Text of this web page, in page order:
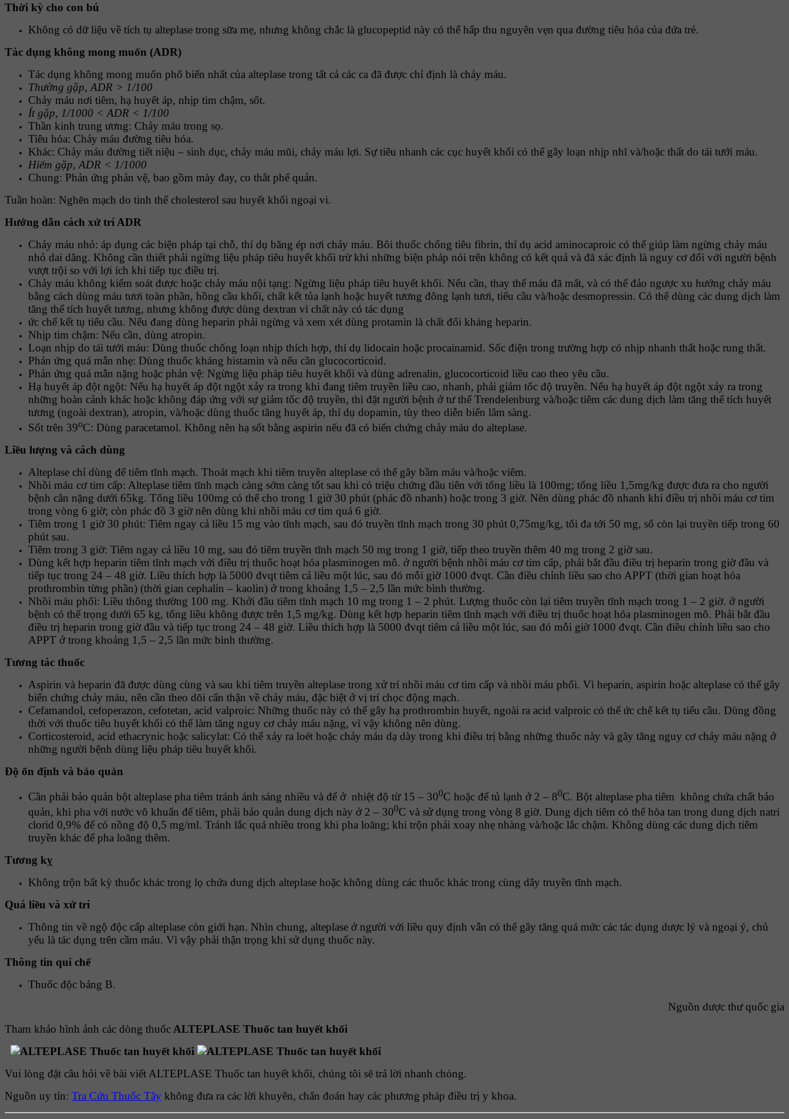
Thời kỳ cho con bú
Không có dữ liệu về tích tụ alteplase trong sữa mẹ, nhưng không chắc là glucopeptid này có thể hấp thu nguyên vẹn qua đường tiêu hóa của đứa trẻ.
Tác dụng không mong muốn (ADR)
Tác dụng không mong muốn phổ biến nhất của alteplase trong tất cả các ca đã được chỉ định là chảy máu.
Thường gặp, ADR > 1/100
Chảy máu nơi tiêm, hạ huyết áp, nhịp tim chậm, sốt.
Ít gặp, 1/1000 < ADR < 1/100
Thần kinh trung ương: Chảy máu trong sọ.
Tiêu hóa: Chảy máu đường tiêu hóa.
Khác: Chảy máu đường tiết niệu – sinh dục, chảy máu mũi, chảy máu lợi. Sự tiêu nhanh các cục huyết khối có thể gây loạn nhịp nhĩ và/hoặc thất do tái tưới máu.
Hiếm gặp, ADR < 1/1000
Chung: Phản ứng phản vệ, bao gồm mày đay, co thắt phế quản.
Tuần hoàn: Nghẽn mạch do tinh thể cholesterol sau huyết khối ngoại vi.
Hướng dẫn cách xử trí ADR
Chảy máu nhỏ: áp dụng các biện pháp tại chỗ, thí dụ băng ép nơi chảy máu. Bôi thuốc chống tiêu fibrin, thí dụ acid aminocaproic có thể giúp làm ngừng chảy máu
nhỏ dai dẳng. Không cần thiết phải ngừng liệu pháp tiêu huyết khối trừ khi những biện pháp nói trên không có kết quả và đã xác định là nguy cơ đối với người bệnh
vượt trội so với lợi ích khi tiếp tục điều trị.
Chảy máu không kiểm soát được hoặc chảy máu nội tạng: Ngừng liệu pháp tiêu huyết khối. Nếu cần, thay thế máu đã mất, và có thể đảo ngược xu hướng chảy máu
bằng cách dùng máu tươi toàn phần, hồng cầu khối, chất kết tủa lạnh hoặc huyết tương đông lạnh tươi, tiểu cầu và/hoặc desmopressin. Có thể dùng các dung dịch làm
tăng thể tích huyết tương, nhưng không được dùng dextran vì chất này có tác dụng
ức chế kết tụ tiểu cầu. Nếu đang dùng heparin phải ngừng và xem xét dùng protamin là chất đối kháng heparin.
Nhịp tim chậm: Nếu cần, dùng atropin.
Loạn nhịp do tái tưới máu: Dùng thuốc chống loạn nhịp thích hợp, thí dụ lidocain hoặc procainamid. Sốc điện trong trường hợp có nhịp nhanh thất hoặc rung thất.
Phản ứng quá mẫn nhẹ: Dùng thuốc kháng histamin và nếu cần glucocorticoid.
Phản ứng quá mẫn nặng hoặc phản vệ: Ngừng liệu pháp tiêu huyết khối và dùng adrenalin, glucocorticoid liều cao theo yêu cầu.
Hạ huyết áp đột ngột: Nếu hạ huyết áp đột ngột xảy ra trong khi đang tiêm truyền liều cao, nhanh, phải giảm tốc độ truyền. Nếu hạ huyết áp đột ngột xảy ra trong
những hoàn cảnh khác hoặc không đáp ứng với sự giảm tốc độ truyền, thì đặt người bệnh ở tư thế Trendelenburg và/hoặc tiêm các dung dịch làm tăng thể tích huyết
tương (ngoài dextran), atropin, và/hoặc dùng thuốc tăng huyết áp, thí dụ dopamin, tùy theo diễn biến lâm sàng.
Sốt trên 39oC: Dùng paracetamol. Không nên hạ sốt bằng aspirin nếu đã có biến chứng chảy máu do alteplase.
Liều lượng và cách dùng
Alteplase chỉ dùng để tiêm tĩnh mạch. Thoát mạch khi tiêm truyền alteplase có thể gây bầm máu và/hoặc viêm.
Nhồi máu cơ tim cấp: Alteplase tiêm tĩnh mạch càng sớm càng tốt sau khi có triệu chứng đầu tiên với tổng liều là 100mg; tổng liều 1,5mg/kg được đưa ra cho người
bệnh cân nặng dưới 65kg. Tổng liều 100mg có thể cho trong 1 giờ 30 phút (phác đồ nhanh) hoặc trong 3 giờ. Nên dùng phác đồ nhanh khi điều trị nhồi máu cơ tim
trong vòng 6 giờ; còn phác đồ 3 giờ nên dùng khi nhồi máu cơ tim quá 6 giờ.
Tiêm trong 1 giờ 30 phút: Tiêm ngay cả liều 15 mg vào tĩnh mạch, sau đó truyền tĩnh mạch trong 30 phút 0,75mg/kg, tối đa tới 50 mg, số còn lại truyền tiếp trong 60
phút sau.
Tiêm trong 3 giờ: Tiêm ngay cả liều 10 mg, sau đó tiêm truyền tĩnh mạch 50 mg trong 1 giờ, tiếp theo truyền thêm 40 mg trong 2 giờ sau.
Dùng kết hợp heparin tiêm tĩnh mạch với điều trị thuốc hoạt hóa plasminogen mô. ở người bệnh nhồi máu cơ tim cấp, phải bắt đầu điều trị heparin trong giờ đầu và
tiếp tục trong 24 – 48 giờ. Liều thích hợp là 5000 đvqt tiêm cả liều một lúc, sau đó mỗi giờ 1000 đvqt. Cần điều chỉnh liều sao cho APPT (thời gian hoạt hóa
prothrombin từng phần) (thời gian cephalin – kaolin) ở trong khoảng 1,5 – 2,5 lần mức bình thường.
Nhồi máu phổi: Liều thông thường 100 mg. Khởi đầu tiêm tĩnh mạch 10 mg trong 1 – 2 phút. Lượng thuốc còn lại tiêm truyền tĩnh mạch trong 1 – 2 giờ. ở người
bệnh có thể trọng dưới 65 kg, tổng liều không được trên 1,5 mg/kg. Dùng kết hợp heparin tiêm tĩnh mạch với điều trị thuốc hoạt hóa plasminogen mô. Phải bắt đầu
điều trị heparin trong giờ đầu và tiếp tục trong 24 – 48 giờ. Liều thích hợp là 5000 đvqt tiêm cả liều một lúc, sau đó mỗi giờ 1000 đvqt. Cần điều chỉnh liều sao cho
APPT ở trong khoảng 1,5 – 2,5 lần mức bình thường.
Tương tác thuốc
Aspirin và heparin đã được dùng cùng và sau khi tiêm truyền alteplase trong xử trí nhồi máu cơ tim cấp và nhồi máu phổi. Vì heparin, aspirin hoặc alteplase có thể gây
biến chứng chảy máu, nên cần theo dõi cẩn thận về chảy máu, đặc biệt ở vị trí chọc động mạch.
Cefamandol, cefoperazon, cefotetan, acid valproic: Những thuốc này có thể gây hạ prothrombin huyết, ngoài ra acid valproic có thể ức chế kết tụ tiểu cầu. Dùng đồng
thời với thuốc tiêu huyết khối có thể làm tăng nguy cơ chảy máu nặng, vì vậy không nên dùng.
Corticosteroid, acid ethacrynic hoặc salicylat: Có thể xảy ra loét hoặc chảy máu dạ dày trong khi điều trị bằng những thuốc này và gây tăng nguy cơ chảy máu nặng ở
những người bệnh dùng liệu pháp tiêu huyết khối.
Ðộ ổn định và bảo quản
Cần phải bảo quản bột alteplase pha tiêm tránh ánh sáng nhiều và để ở nhiệt độ từ 15 – 300C hoặc để tủ lạnh ở 2 – 80C. Bột alteplase pha tiêm không chứa chất bảo
quản, khi pha với nước vô khuẩn để tiêm, phải bảo quản dung dịch này ở 2 – 300C và sử dụng trong vòng 8 giờ. Dung dịch tiêm có thể hòa tan trong dung dịch natri
clorid 0,9% để có nồng độ 0,5 mg/ml. Tránh lắc quá nhiều trong khi pha loãng; khi trộn phải xoay nhẹ nhàng và/hoặc lắc chậm. Không dùng các dung dịch tiêm
truyền khác để pha loãng thêm.
Tương kỵ
Không trộn bất kỳ thuốc khác trong lọ chứa dung dịch alteplase hoặc không dùng các thuốc khác trong cùng dây truyền tĩnh mạch.
Quá liều và xử trí
Thông tin về ngộ độc cấp alteplase còn giới hạn. Nhìn chung, alteplase ở người với liều quy định vẫn có thể gây tăng quá mức các tác dụng dược lý và ngoại ý, chủ
yếu là tác dụng trên cầm máu. Vì vậy phải thận trọng khi sử dụng thuốc này.
Thông tin qui chế
Thuốc độc bảng B.
Nguồn dược thư quốc gia
Tham khảo hình ảnh các dòng thuốc ALTEPLASE Thuốc tan huyết khối
Vui lòng đặt câu hỏi về bài viết ALTEPLASE Thuốc tan huyết khối, chúng tôi sẽ trả lời nhanh chóng.
Nguồn uy tín: Tra Cứu Thuốc Tây không đưa ra các lời khuyên, chẩn đoán hay các phương pháp điều trị y khoa.